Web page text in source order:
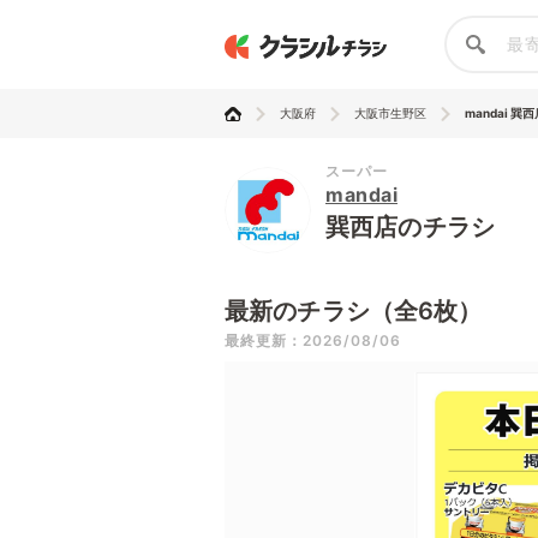
大阪府 大阪市生野区 mandai 巽西
スーパー
mandai
巽西店のチラシ
最新のチラシ（全6枚）
最終更新：2026/08/06